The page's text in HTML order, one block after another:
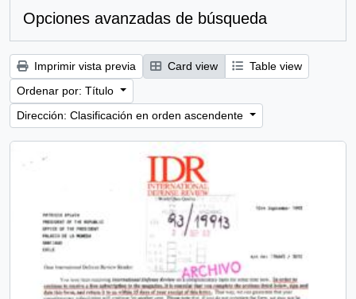
Opciones avanzadas de búsqueda
Imprimir vista previa Card view
Table view
Ordenar por: Título
Dirección: Clasificación en orden ascendente